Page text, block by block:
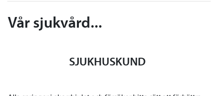
Vår sjukvård...
SJUKHUSKUND